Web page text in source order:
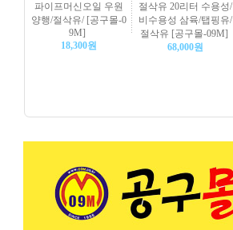
파이프머신오일 우원
양행/절삭유/ [공구몰-0
9M]
18,300원
절삭유 20리터 수용성/
비수용성 삼육/탭핑유/
절삭유 [공구몰-09M]
68,000원